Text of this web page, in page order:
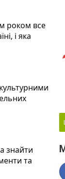
роком все
і яка
знайти
та